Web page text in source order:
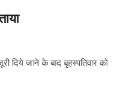
दिये जाने के बाद बृहस्पतिवार को